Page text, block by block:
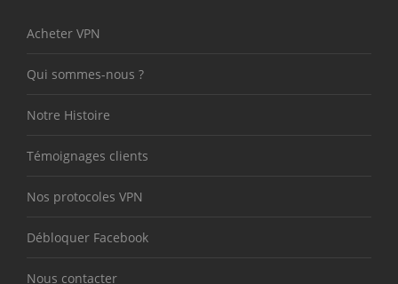
Acheter VPN
Qui sommes-nous ?
Notre Histoire
Témoignages clients
Nos protocoles VPN
Débloquer Facebook
Nous contacter